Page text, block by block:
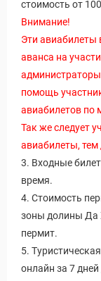
стоимость от
Внимание!
Эти авиабилеты
аванса на
помощь
авиабилетов по
Так же следует
авиабилеты, тем
3. Входные
время.
4. Стоимость
зоны долины Да
пермит.
5.
онлайн за 7